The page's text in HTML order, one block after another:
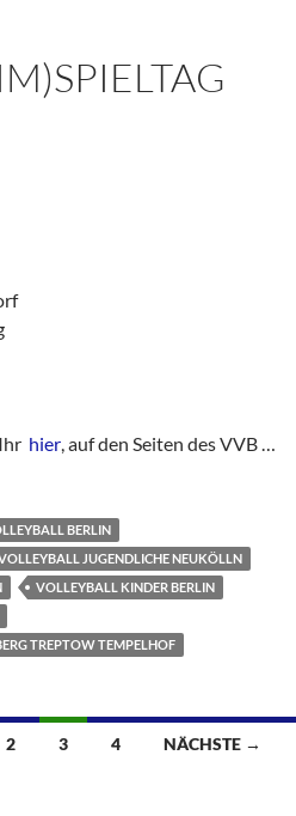
hier, auf den Seiten des VVB …
BERLIN
JUGENDLICHE NEUKÖLLN
VOLLEYBALL KINDER BERLIN
TREPTOW TEMPELHOF
2 3 4 NÄCHSTE →